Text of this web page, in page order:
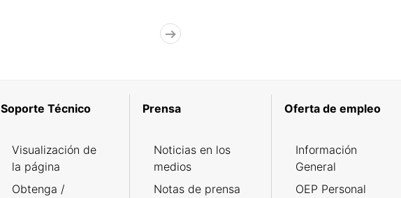
Soporte Técnico
Visualización de
la página
Obtenga /
Prensa
Noticias en los
medios
Notas de prensa
Oferta de empleo
Información
General
OEP Personal